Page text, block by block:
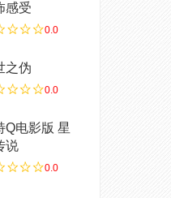
感受
0.0
之伪
0.0
Q电影版 星
说
0.0